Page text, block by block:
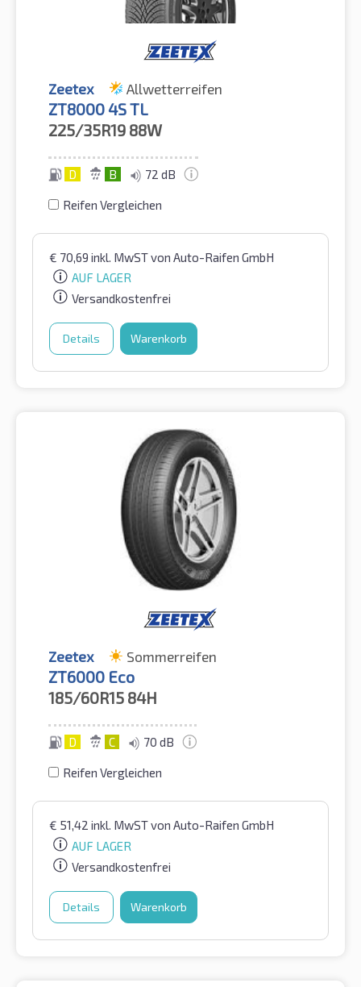
Zeetex Allwetterreifen
ZT8000 4S TL
225/35R19 88W
D B 72 dB
Reifen Vergleichen
€ 70,69 inkl. MwSTvon Auto-Raifen GmbH
AUF LAGER
Versandkostenfrei
Details Warenkorb
Zeetex Sommerreifen
ZT6000 Eco
185/60R15 84H
D C 70 dB
Reifen Vergleichen
€ 51,42 inkl. MwSTvon Auto-Raifen GmbH
AUF LAGER
Versandkostenfrei
Details Warenkorb